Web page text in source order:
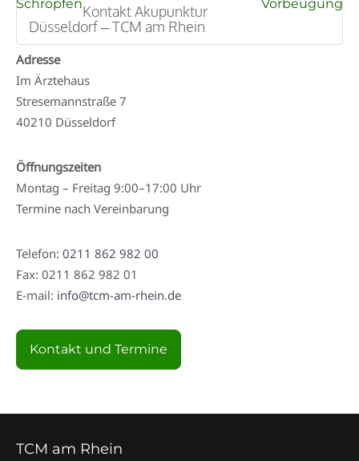
Schröpfen Vorbeugung
Kontakt Akupunktur
Düsseldorf – TCM am Rhein
Adresse
Im Ärztehaus
Stresemannstraße 7
40210 Düsseldorf
Öffnungszeiten
Montag – Freitag 9:00–17:00 Uhr
Termine nach Vereinbarung
Telefon: 0211 862 982 00
Fax: 0211 862 982 01
E-mail: info@tcm-am-rhein.de
Kontakt und Termine
TCM am Rhein